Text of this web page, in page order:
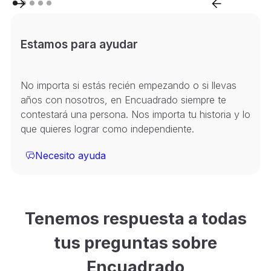
Estamos para ayudar
No importa si estás recién empezando o si llevas
años con nosotros, en Encuadrado siempre te
contestará una persona. Nos importa tu historia y lo
que quieres lograr como independiente.
Necesito ayuda
Tenemos respuesta a todas
tus preguntas sobre